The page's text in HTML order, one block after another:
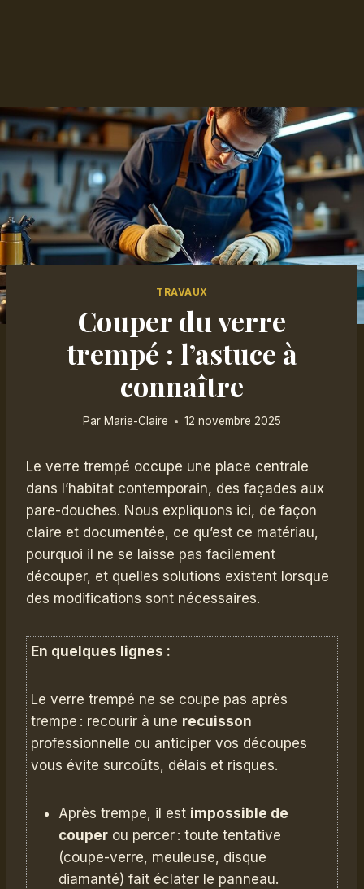
TRAVAUX
Couper du verre
trempé : l’astuce à
connaître
Par Marie-Claire 12 novembre 2025
Le verre trempé occupe une place centrale
dans l’habitat contemporain, des façades aux
pare-douches. Nous expliquons ici, de façon
claire et documentée, ce qu’est ce matériau,
pourquoi il ne se laisse pas facilement
découper, et quelles solutions existent lorsque
des modifications sont nécessaires.
En quelques lignes :
Le verre trempé ne se coupe pas après
trempe : recourir à une recuisson
professionnelle ou anticiper vos découpes
vous évite surcoûts, délais et risques.
Après trempe, il est impossible de
couper ou percer : toute tentative
(coupe-verre, meuleuse, disque
diamanté) fait éclater le panneau.